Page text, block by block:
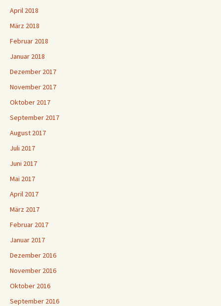
April 2018
März 2018
Februar 2018
Januar 2018
Dezember 2017
November 2017
Oktober 2017
September 2017
August 2017
Juli 2017
Juni 2017
Mai 2017
April 2017
März 2017
Februar 2017
Januar 2017
Dezember 2016
November 2016
Oktober 2016
September 2016